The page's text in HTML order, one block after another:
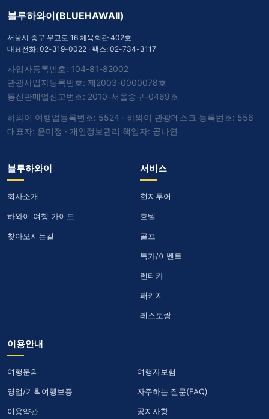
블루하와이(BLUEHAWAII)
서울시 중구 무교로 16 체육회관 402호
대표전화: 02-319-0022 · 팩스: 02-734-3117
사업자등록번호: 104-81-82002
관광사업자등록번호: 제2003-0000078호
통신판매업신고번호: 2010-서울중구-0469호
하와이 여행업등록번호: 5524 · 하와이 관광데스크 등록번호: 556
대표자: 윤미정 · 개인정보관리 책임자: 공나연
블루하와이
회사소개
하와이 여행 가이드
찾아오시는길
서비스
현지투어
호텔
골프
특가/이벤트
렌터카
패키지
레스토랑
이용안내
여행문의 여행자보험
영업/기획여행보증 자주하는 질문(FAQ)
이용약관 공지사항